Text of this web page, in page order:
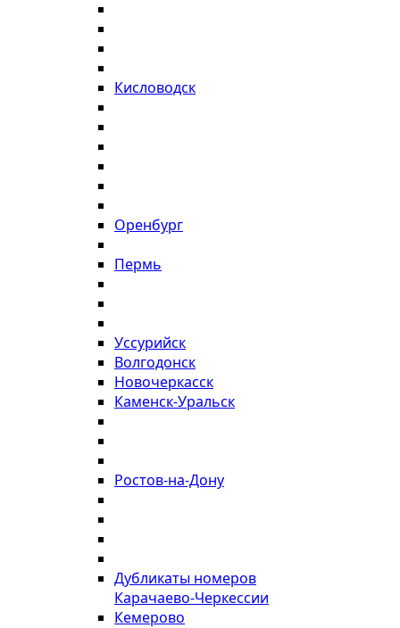
Кисловодск
Оренбург
Пермь
Уссурийск
Волгодонск
Новочеркасск
Каменск-Уральск
Ростов-на-Дону
Дубликаты номеров
Карачаево-Черкессии
Кемерово